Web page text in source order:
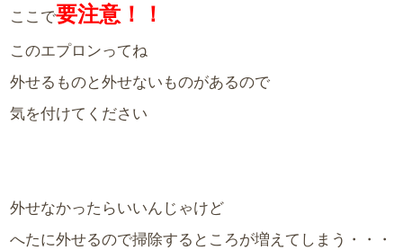
ここで要注意！！
このエプロンってね
外せるものと外せないものがあるので
気を付けてください
外せなかったらいいんじゃけど
へたに外せるので掃除するところが増えてしまう・・・